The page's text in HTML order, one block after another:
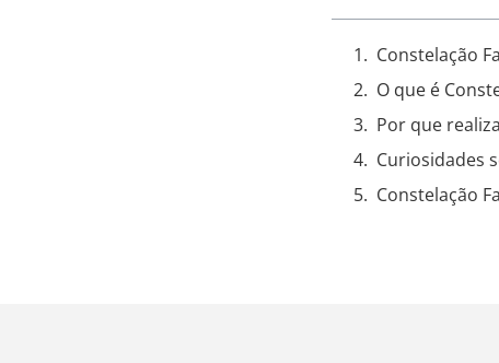
Constelação
O que é
Por que
Curiosidades
Constelação